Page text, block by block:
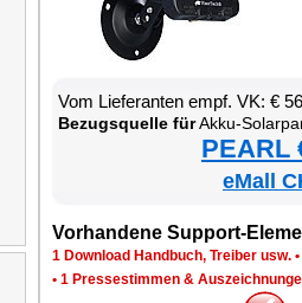
Vom Lie­fe­ran­ten empf. VK: €
Be­zugs­quel­le fürAk­ku-So­lar­pa­nel für
PEARL
eMall
Vor­han­de­ne Sup­port-
1 Down­load Hand­buch, Trei­ber usw. •
• 1 Pres­se­stim­men &